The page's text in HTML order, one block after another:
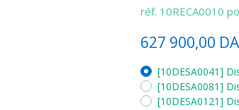
réf. 10RECA0010
627 900,00 DA
[10DESA0041]
[10DESA0081]
[10DESA0121]